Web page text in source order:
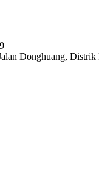
Donghuang,